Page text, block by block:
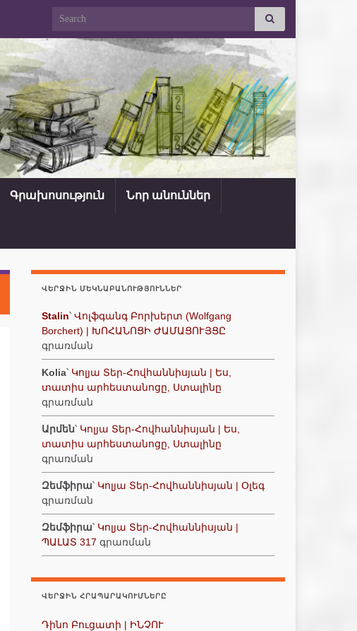
Search for:
Գրախոսություն Նոր անուններ
ՎԵՐՋԻՆ ՄԵԿՆԱԲԱՆՈՒԹՅՈՒՆՆԵՐ
Stalin՝ Վոլֆգանգ Բորխերտ (Wolfgang
Borchert) | ԽՈՀԱՆՈՑԻ ԺԱՄԱՑՈՒՅՑԸ
գրառման
Kolia՝ Կոլյա Տեր-Հովհաննիսյան | Ես,
տատիս արհեստանոցը, Ստալինը
գրառման
Արմեն՝ Կոլյա Տեր-Հովհաննիսյան | Ես,
տատիս արհեստանոցը, Ստալինը
գրառման
Զեմֆիրա՝ Կոլյա Տեր-Հովհաննիսյան | Օլեգ
գրառման
Զեմֆիրա՝ Կոլյա Տեր-Հովհաննիսյան |
ՊԱԼԱՏ 317 գրառման
ՎԵՐՋԻՆ ՀՐԱՊԱՐԱԿՈՒՄՆԵՐԸ
Դինո Բուցատի | ԻՆՉՈՒ